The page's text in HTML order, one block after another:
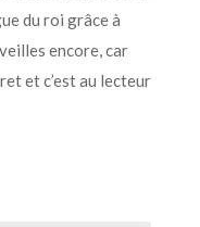
du roi grâce à
encore, car
et c’est au lecteur